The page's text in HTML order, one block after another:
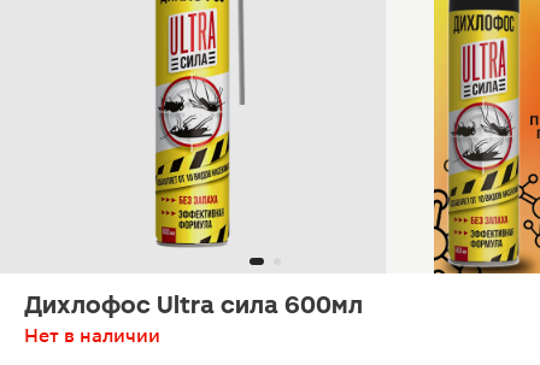
Дихлофос Ultra сила 600мл
Нет в наличии